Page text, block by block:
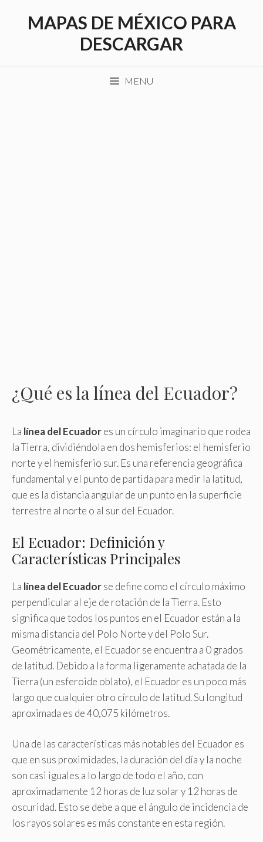
MAPAS DE MÉXICO PARA
DESCARGAR
MENU
¿Qué es la línea del Ecuador?
La línea del Ecuadores un círculo imaginario que rodea
la Tierra, dividiéndola en dos hemisferios: el hemisferio
norte y el hemisferio sur. Es una referencia geográfica
fundamental y el punto de partida para medir la latitud,
que es la distancia angular de un punto en la superficie
terrestre al norte o al sur del Ecuador.
El Ecuador: Definición y
Características Principales
La línea del Ecuadorse define como el círculo máximo
perpendicular al eje de rotación de la Tierra. Esto
significa que todos los puntos en el Ecuador están a la
misma distancia del Polo Norte y del Polo Sur.
Geométricamente, el Ecuador se encuentra a 0 grados
de latitud. Debido a la forma ligeramente achatada de la
Tierra (un esferoide oblato), el Ecuador es un poco más
largo que cualquier otro círculo de latitud. Su longitud
aproximada es de 40,075 kilómetros.
Una de las características más notables del Ecuador es
que en sus proximidades, la duración del día y la noche
son casi iguales a lo largo de todo el año, con
aproximadamente 12 horas de luz solar y 12 horas de
oscuridad. Esto se debe a que el ángulo de incidencia de
los rayos solares es más constante en esta región.